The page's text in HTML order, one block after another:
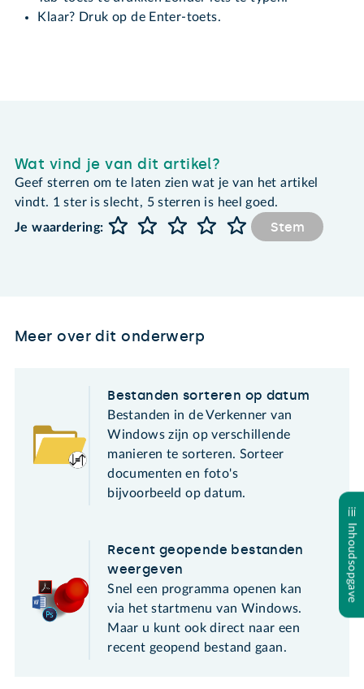
Klaar? Druk op de Enter-toets.
Inhoudsopgave
Wat vind je van dit artikel?
Geef sterren om te laten zien wat je van het artikel
vindt. 1 ster is slecht, 5 sterren is heel goed.
Je waardering:
Stem
Meer over dit onderwerp
Bestanden sorteren op datum
Bestanden in de Verkenner van
Windows zijn op verschillende
manieren te sorteren. Sorteer
documenten en foto's
bijvoorbeeld op datum.
Recent geopende bestanden
weergeven
Snel een programma openen kan
via het startmenu van Windows.
Maar u kunt ook direct naar een
recent geopend bestand gaan.